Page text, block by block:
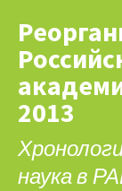
2013
наука в